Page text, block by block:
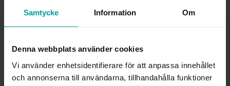
Samtycke Information Om
Denna webbplats använder cookies
Vi använder enhetsidentifierare för att anpassa innehållet
och annonserna till användarna, tillhandahålla funktioner
INFO
VARUMÄRKE
Albrekts Guld
ÄDELMETALL
18K Gold
STEN/PÄRLA
Odlad sötvattenspärla